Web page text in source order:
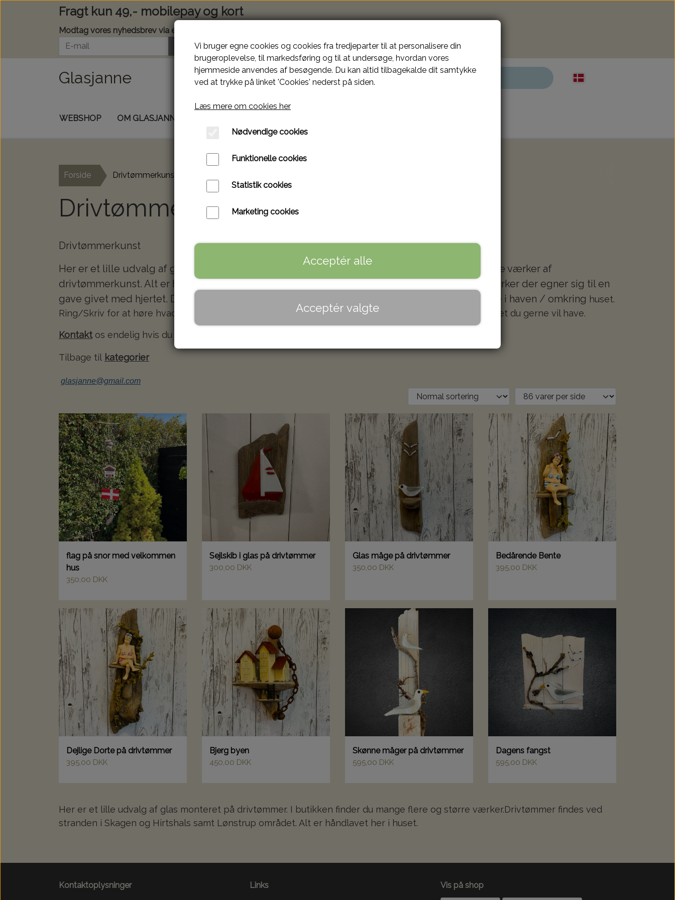
Fragt kun 49,- mobilepay og kort
Modtag vores nyhedsbrev via e-mail
Tilmeld
Glasjanne
WEBSHOP OM GLASJANNE
Forside Drivtømmerkunst
Drivtømmerkunst
Drivtømmerkunst
Her er et lille udvalg af glas monteret på drivtømmer. I butikken finder du mange flere og større værker af
drivtømmerkunst. Alt er håndlavet her på mit værksted i butikken. Unikke drivtømmerkunst værker der egner sig til en
gave givet med hjertet. Drivtømmerkunst kan bruges inde i huset, Ligesom alt kan bruges ude i haven / omkring huset.
Ring/Skriv for at høre hvad der er på lager lige nu. Billeder kan sendes, ligesom du også kan bestille det du gerne vil have.
Kontaktos endelig hvis du har spørgsmål.
Tilbage til kategorier
glasjanne@gmail.com
flag på snor med velkommen
hus
350,00 DKK
Sejlskib i glas på drivtømmer
300,00 DKK
Glas måge på drivtømmer
350,00 DKK
Bedårende Bente
395,00 DKK
Dejlige Dorte på drivtømmer
395,00 DKK
Bjerg byen
450,00 DKK
Skønne måger på drivtømmer
595,00 DKK
Dagens fangst
595,00 DKK
Her er et lille udvalg af glas monteret på drivtømmer. I butikken finder du mange flere og større værker.Drivtømmer findes ved
stranden i Skagen og Hirtshals samt Lønstrup området. Alt er håndlavet her i huset.
Kontaktoplysninger
Links
Vis på shop
Vi bruger egne cookies og cookies fra tredjeparter til at personalisere din
brugeroplevelse, til markedsføring og til at undersøge, hvordan vores
hjemmeside anvendes af besøgende. Du kan altid tilbagekalde dit samtykke
ved at trykke på linket 'Cookies' nederst på siden.
Læs mere om cookies her
Nødvendige cookies
Funktionelle cookies
Statistik cookies
Marketing cookies
Acceptér alle
Acceptér valgte